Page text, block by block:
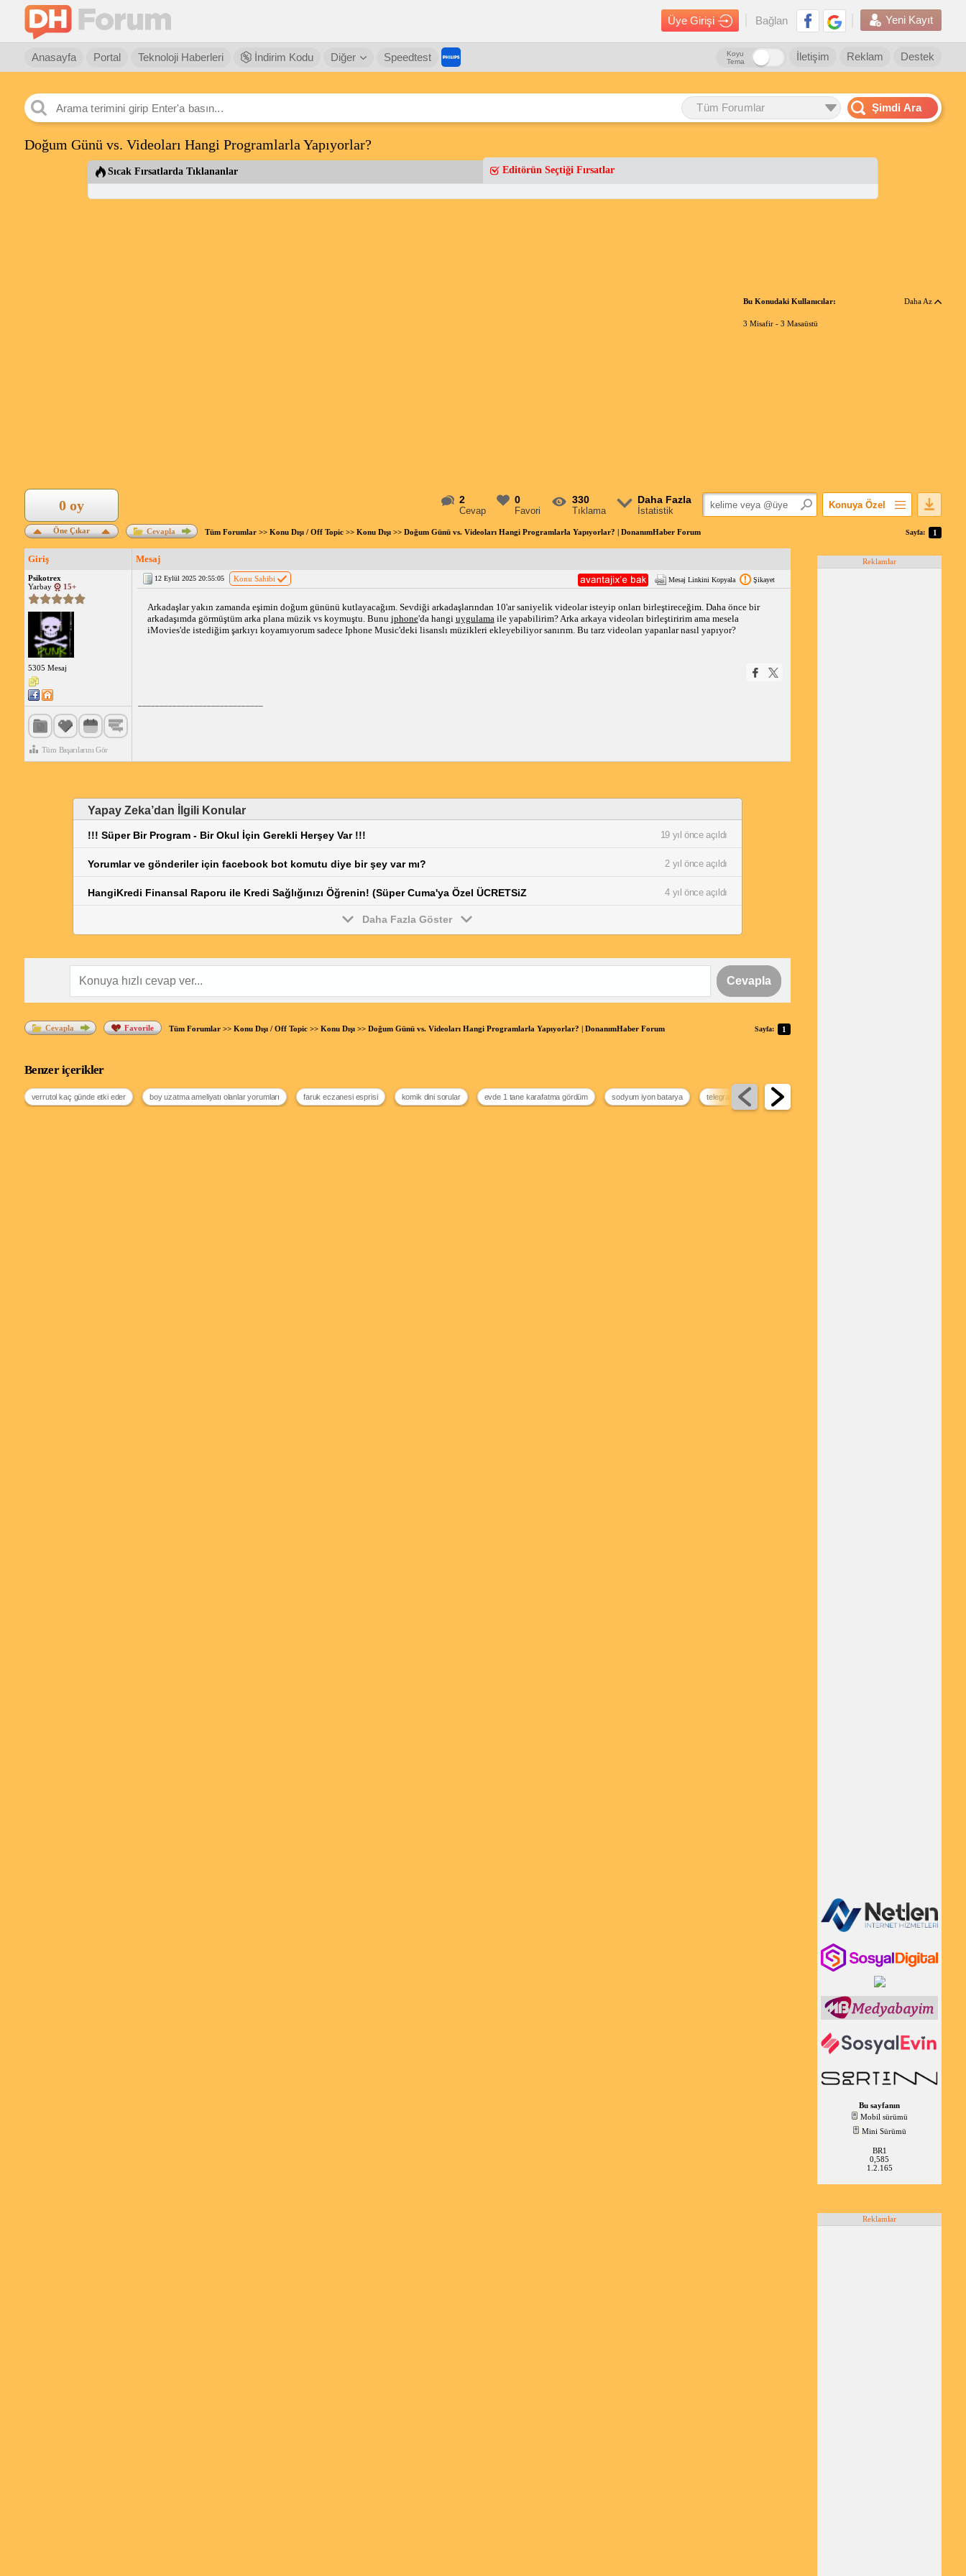
Üye Girişi Bağlan Yeni Kayıt
Anasayfa Portal Teknoloji Haberleri İndirim Kodu Diğer Speedtest Destek
Reklam
İletişim
Koyu
Tema
Tüm Forumlar Şimdi Ara
Doğum Günü vs. Videoları Hangi Programlarla Yapıyorlar?
Sıcak Fırsatlarda Tıklananlar Editörün Seçtiği Fırsatlar
Bu Konudaki Kullanıcılar: Daha Az
3 Misafir - 3 Masaüstü
2
Cevap
0
Favori
330
Tıklama
Daha Fazla
İstatistik
Konuya Özel
Popüler Mesajlar
Öne Çıkar
0 oy
Cevapla Tüm Forumlar>> Konu Dışı / Off Topic>> Konu Dışı>> Doğum Günü vs. Videoları Hangi Programlarla Yapıyorlar? | DonanımHaber Forum Sayfa: 1
Giriş Mesaj
Psikotrex
Yarbay
15+
5305 Mesaj
Tüm Başarılarını Gör
12 Eylül 2025 20:55:05 Konu Sahibi Mesaj Linkini Kopyala Şikayet
Arkadaşlar yakın zamanda eşimin doğum gününü kutlayacağım. Sevdiği arkadaşlarından 10'ar saniyelik videolar isteyip onları birleştireceğim. Daha önce bir
arkadaşımda görmüştüm arka plana müzik vs koymuştu. Bunu iphone'da hangi uygulama ile yapabilirim? Arka arkaya videoları birleştiririm ama mesela
iMovies'de istediğim şarkıyı koyamıyorum sadece Iphone Music'deki lisanslı müzikleri ekleyebiliyor sanırım. Bu tarz videoları yapanlar nasıl yapıyor?
Yapay Zeka’dan İlgili Konular
!!! Süper Bir Program - Bir Okul İçin Gerekli Herşey Var !!! 19 yıl önce açıldı
Yorumlar ve gönderiler için facebook bot komutu diye bir şey var mı? 2 yıl önce açıldı
HangiKredi Finansal Raporu ile Kredi Sağlığınızı Öğrenin! (Süper Cuma'ya Özel ÜCRETSiZ 4 yıl önce açıldı
Daha Fazla Göster
Cevapla
Sayfa: 1
Cevapla Favorile Tüm Forumlar>> Konu Dışı / Off Topic>> Konu Dışı>> Doğum Günü vs. Videoları Hangi Programlarla Yapıyorlar? | DonanımHaber Forum
Benzer içerikler
verrutol kaç günde etki eder boy uzatma ameliyatı olanlar yorumları faruk eczanesi esprisi komik dini sorular evde 1 tane karafatma gördüm sodyum iyon batarya telegram indirim kanalları
Reklamlar
Bu sayfanın
Mobil sürümü
Mini Sürümü
BR1
0,585
1.2.165
Reklamlar